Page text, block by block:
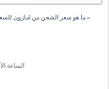
« ما هو سعر الشحن من امازون
الساعة